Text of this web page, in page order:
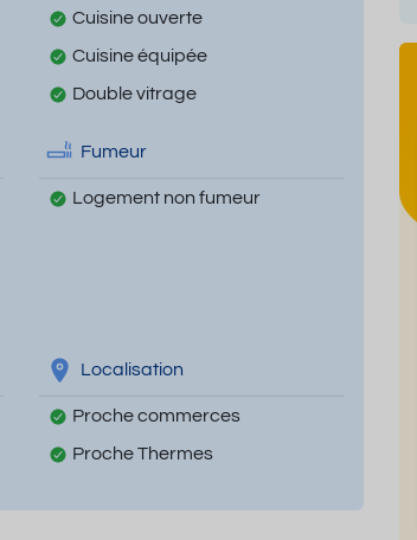
Cuisine ouverte
Cuisine équipée
Double vitrage
Fumeur
Logement non fumeur
Localisation
Proche commerces
Proche Thermes